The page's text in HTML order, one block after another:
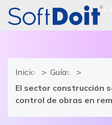
Inicio
Guías y
El sector construcción
control de obras en